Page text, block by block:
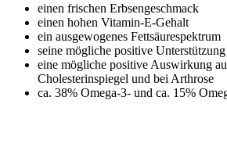
einen frischen Erbsengeschmack
einen hohen Vitamin-E-Gehalt
ein ausgewogenes Fettsäurespektrum
seine mögliche positive
eine mögliche positive Auswirkung
Cholesterinspiegel und bei Arthrose
ca. 38% Omega-3- und ca. 15%